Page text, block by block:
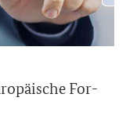
For­